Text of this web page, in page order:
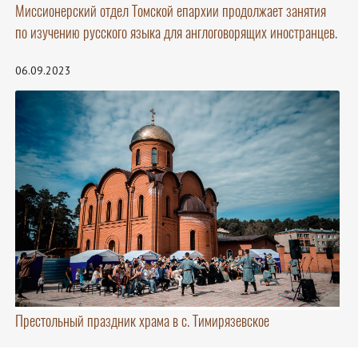
Миссионерский отдел Томской епархии продолжает занятия
по изучению русского языка для англоговорящих иностранцев.
06.09.2023
Престольный праздник храма в с. Тимирязевское